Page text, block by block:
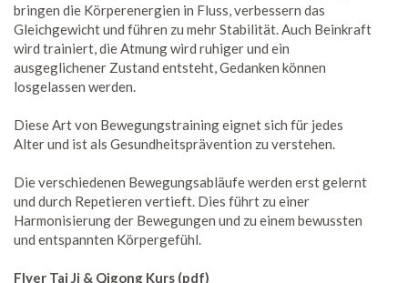
bringen die Körperenergien in Fluss, verbessern das
Gleichgewicht und führen zu mehr Stabilität. Auch Beinkraft
wird trainiert, die Atmung wird ruhiger und ein
ausgeglichener Zustand entsteht, Gedanken können
losgelassen werden.
Diese Art von Bewegungstraining eignet sich für jedes
Alter und ist als Gesundheitsprävention zu verstehen.
Die verschiedenen Bewegungsabläufe werden erst gelernt
und durch Repetieren vertieft. Dies führt zu einer
Harmonisierung der Bewegungen und zu einem bewussten
und entspannten Körpergefühl.
Flyer Tai Ji & Qigong Kurs (pdf)